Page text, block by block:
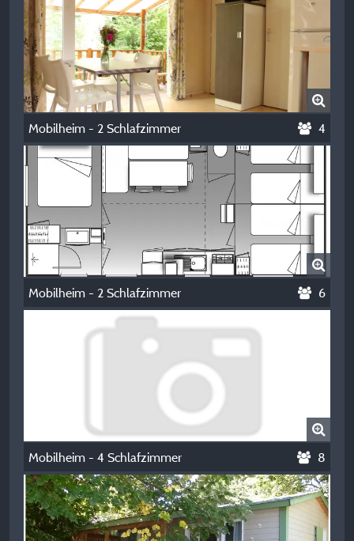
Mobilheim - 2 Schlafzimmer 4
Mobilheim - 2 Schlafzimmer 6
Mobilheim - 4 Schlafzimmer 8